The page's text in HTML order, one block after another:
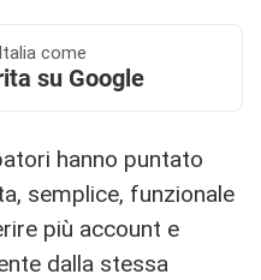
come
su Google
hanno puntato
semplice, funzionale
più account e
dalla stessa